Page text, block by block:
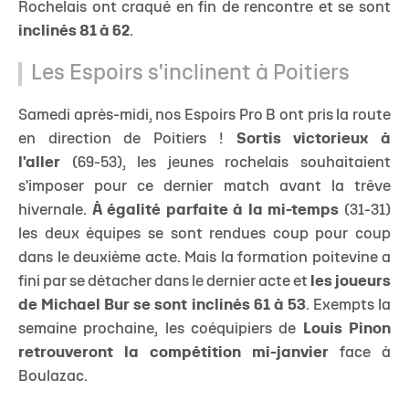
Rochelais ont craqué en fin de rencontre et se sont
inclinés 81 à 62.
Les Espoirs s'inclinent à Poitiers
Samedi après-midi, nos Espoirs Pro B ont pris la route
en direction de Poitiers ! Sortis victorieux à
l'aller (69-53), les jeunes rochelais souhaitaient
s'imposer pour ce dernier match avant la trêve
hivernale. À égalité parfaite à la mi-temps (31-31)
les deux équipes se sont rendues coup pour coup
dans le deuxième acte. Mais la formation poitevine a
fini par se détacher dans le dernier acte et les joueurs
de Michael Bur se sont inclinés 61 à 53. Exempts la
semaine prochaine, les coéquipiers de
Louis Pinon
retrouveront la compétition mi-janvier face à
Boulazac.